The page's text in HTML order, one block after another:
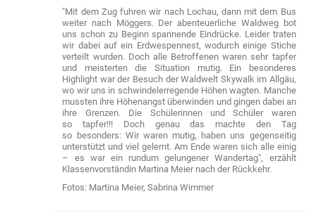
"Mit dem Zug fuhren wir nach Lochau, dann mit dem Bus
weiter nach Möggers. Der abenteuerliche Waldweg bot
uns schon zu Beginn spannende Eindrücke. Leider traten
wir dabei auf ein Erdwespennest, wodurch einige Stiche
verteilt wurden. Doch alle Betroffenen waren sehr tapfer
und meisterten die Situation mutig. Ein besonderes
Highlight war der Besuch der Waldwelt Skywalk im Allgäu,
wo wir uns in schwindelerregende Höhen wagten. Manche
mussten ihre Höhenangst überwinden und gingen dabei an
ihre Grenzen. Die Schülerinnen und Schüler waren
so tapfer!!! Doch genau das machte den Tag
so besonders: Wir waren mutig, haben uns gegenseitig
unterstützt und viel gelernt. Am Ende waren sich alle einig
– es war ein rundum gelungener Wandertag", erzählt
Klassenvorständin Martina Meier nach der Rückkehr.
Fotos: Martina Meier, Sabrina Wimmer